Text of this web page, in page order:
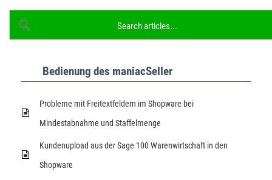
Bedienung des maniacSeller
Probleme mit Freitextfeldern im Shopware bei
Mindestabnahme und Staffelmenge
Kundenupload aus der Sage 100 Warenwirtschaft in den
Shopware